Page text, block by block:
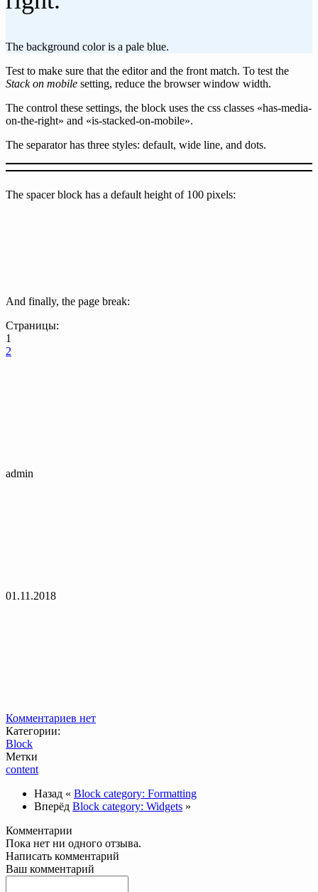
The background color is a pale blue.
Test to make sure that the editor and the front match. To test the
Stack on mobile setting, reduce the browser window width.
The control these settings, the block uses the css classes «has-media-
on-the-right» and «is-stacked-on-mobile».
The separator has three styles: default, wide line, and dots.
The spacer block has a default height of 100 pixels:
And finally, the page break:
Страницы:
1
2
admin
01.11.2018
Комментариев нет
Категории:
Block
Метки
content
Назад « Block category: Formatting
Вперёд Block category: Widgets »
Комментарии
Пока нет ни одного отзыва.
Написать комментарий
Ваш комментарий